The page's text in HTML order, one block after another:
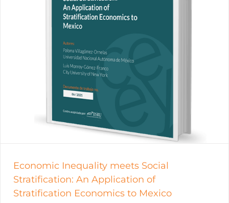
Economic Inequality meets Social
Stratification: An Application of
Stratification Economics to Mexico